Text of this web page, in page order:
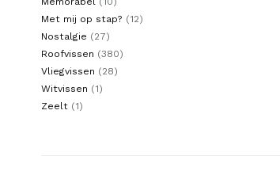
Met mij op stap? (12)
Nostalgie (27)
Roofvissen (380)
Vliegvissen (28)
Witvissen (1)
Zeelt (1)